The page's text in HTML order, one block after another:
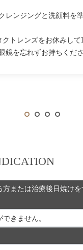
レンジングと洗顔料を
クトレンズをお休みし
鏡を忘れずお持ちくださ
方または治療後日焼け
きません。